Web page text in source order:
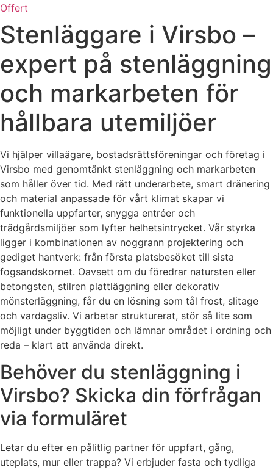
Offert
Stenläggare i Virsbo –
expert på stenläggning
och markarbeten för
hållbara utemiljöer
Vi hjälper villaägare, bostadsrättsföreningar och företag i
Virsbo med genomtänkt stenläggning och markarbeten
som håller över tid. Med rätt underarbete, smart dränering
och material anpassade för vårt klimat skapar vi
funktionella uppfarter, snygga entréer och
trädgårdsmiljöer som lyfter helhetsintrycket. Vår styrka
ligger i kombinationen av noggrann projektering och
gediget hantverk: från första platsbesöket till sista
fogsandskornet. Oavsett om du föredrar natursten eller
betongsten, stilren plattläggning eller dekorativ
mönsterläggning, får du en lösning som tål frost, slitage
och vardagsliv. Vi arbetar strukturerat, stör så lite som
möjligt under byggtiden och lämnar området i ordning och
reda – klart att använda direkt.
Behöver du stenläggning i
Virsbo? Skicka din förfrågan
via formuläret
Letar du efter en pålitlig partner för uppfart, gång,
uteplats, mur eller trappa? Vi erbjuder fasta och tydliga